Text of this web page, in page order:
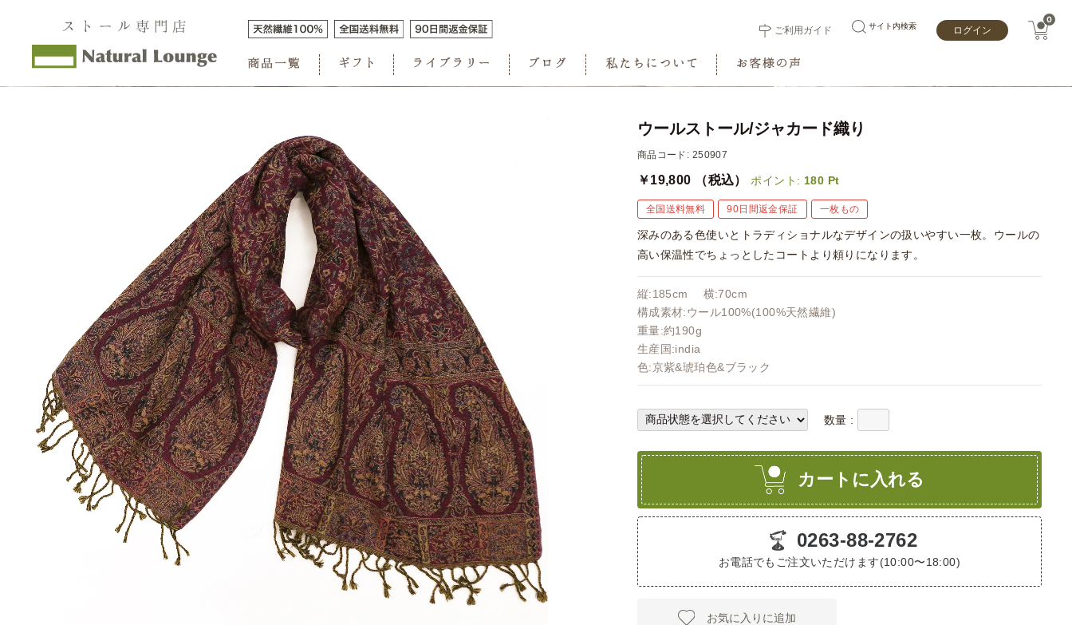
ご利用ガイド サイト内検索 ログイン
0
ウールストール/ジャカード織り
商品コード: 250907
￥19,800 （税込） ポイント: 180 Pt
全国送料無料 90日間返金保証 一枚もの
深みのある色使いとトラディショナルなデザインの扱いやすい一枚。ウールの
高い保温性でちょっとしたコートより頼りになります。
縦:185cm 横:70cm
構成素材:ウール100%(100%天然繊維)
重量:約190g
生産国:india
色:京紫&琥珀色&ブラック
数量 :
カートに入れる
0263-88-2762
お電話でもご注文いただけます(10:00〜18:00)
お気に入りに追加